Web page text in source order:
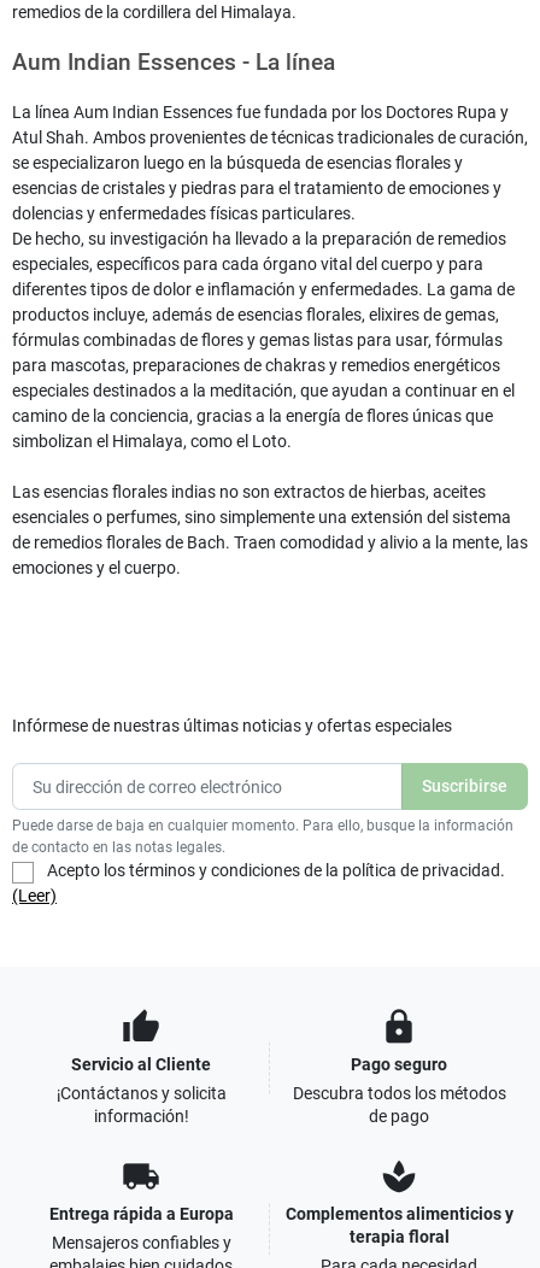
remedios de la cordillera del Himalaya.
Aum Indian Essences - La línea
La línea Aum Indian Essences fue fundada por los Doctores Rupa y
Atul Shah. Ambos provenientes de técnicas tradicionales de curación,
se especializaron luego en la búsqueda de esencias florales y
esencias de cristales y piedras para el tratamiento de emociones y
dolencias y enfermedades físicas particulares.
De hecho, su investigación ha llevado a la preparación de remedios
especiales, específicos para cada órgano vital del cuerpo y para
diferentes tipos de dolor e inflamación y enfermedades. La gama de
productos incluye, además de esencias florales, elixires de gemas,
fórmulas combinadas de flores y gemas listas para usar, fórmulas
para mascotas, preparaciones de chakras y remedios energéticos
especiales destinados a la meditación, que ayudan a continuar en el
camino de la conciencia, gracias a la energía de flores únicas que
simbolizan el Himalaya, como el Loto.
Las esencias florales indias no son extractos de hierbas, aceites
esenciales o perfumes, sino simplemente una extensión del sistema
de remedios florales de Bach. Traen comodidad y alivio a la mente, las
emociones y el cuerpo.
Infórmese de nuestras últimas noticias y ofertas especiales
Puede darse de baja en cualquier momento. Para ello, busque la información
de contacto en las notas legales.
Acepto los términos y condiciones de la política de privacidad.
(Leer)
thumb_up
Servicio al Cliente
¡Contáctanos y solicita
información!
lock
Pago seguro
Descubra todos los métodos
de pago
local_shipping
Entrega rápida a Europa
Mensajeros confiables y
spa
Complementos alimenticios y
terapia floral